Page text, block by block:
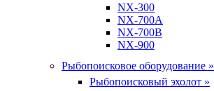
NX-300
NX-700A
NX-700B
NX-900
Рыбопоисковое оборудование »
Рыбопоисковый эхолот »